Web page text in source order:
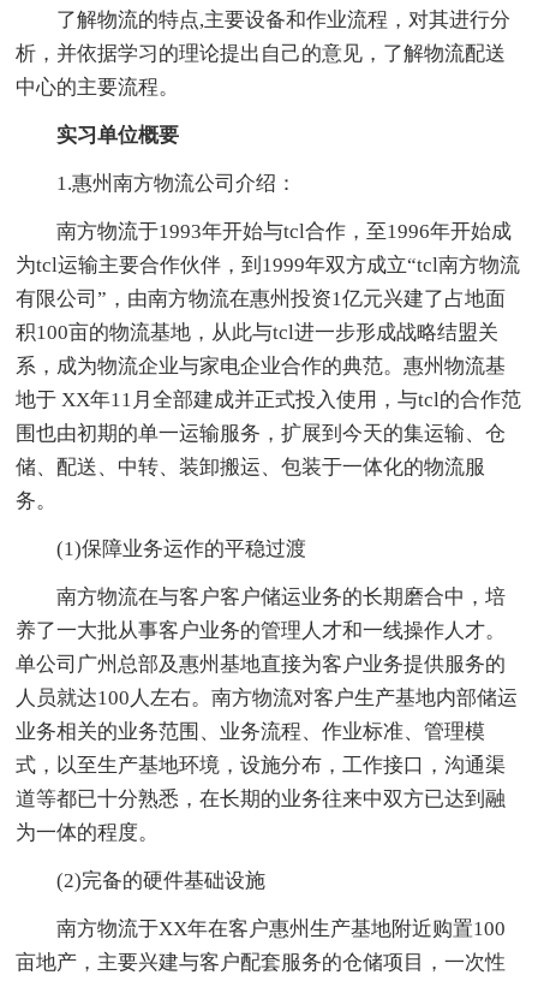
了解物流的特点,主要设备和作业流程，对其进行分
析，并依据学习的理论提出自己的意见，了解物流配送
中心的主要流程。
实习单位概要
1.惠州南方物流公司介绍：
南方物流于1993年开始与tcl合作，至1996年开始成
为tcl运输主要合作伙伴，到1999年双方成立“tcl南方物流
有限公司”，由南方物流在惠州投资1亿元兴建了占地面
积100亩的物流基地，从此与tcl进一步形成战略结盟关
系，成为物流企业与家电企业合作的典范。惠州物流基
地于 XX年11月全部建成并正式投入使用，与tcl的合作范
围也由初期的单一运输服务，扩展到今天的集运输、仓
储、配送、中转、装卸搬运、包装于一体化的物流服
务。
(1)保障业务运作的平稳过渡
南方物流在与客户客户储运业务的长期磨合中，培
养了一大批从事客户业务的管理人才和一线操作人才。
单公司广州总部及惠州基地直接为客户业务提供服务的
人员就达100人左右。南方物流对客户生产基地内部储运
业务相关的业务范围、业务流程、作业标准、管理模
式，以至生产基地环境，设施分布，工作接口，沟通渠
道等都已十分熟悉，在长期的业务往来中双方已达到融
为一体的程度。
(2)完备的硬件基础设施
南方物流于XX年在客户惠州生产基地附近购置100
亩地产，主要兴建与客户配套服务的仓储项目，一次性